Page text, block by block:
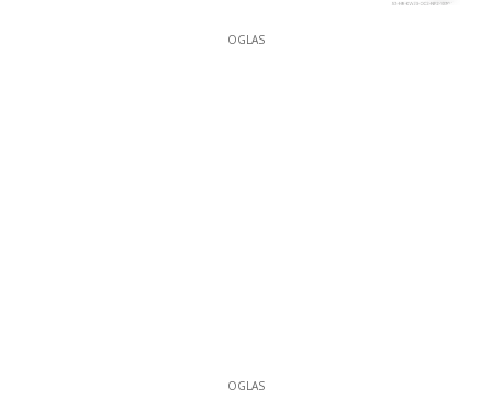
OGLAS
OGLAS